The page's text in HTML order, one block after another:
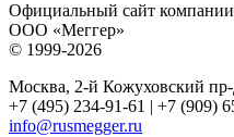
Официальный сайт компании
ООО «Меггер»
© 1999-2026
Москва, 2-й Кожуховский пр-
+7 (495) 234-91-61 | +7 (909)
info@rusmegger.ru